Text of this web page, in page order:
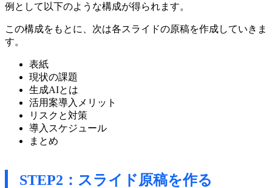
例として以下のような構成が得られます。
この構成をもとに、次は各スライドの原稿を作成していきま
す。
表紙
現状の課題
生成AIとは
活用案導入メリット
リスクと対策
導入スケジュール
まとめ
STEP2：スライド原稿を作る